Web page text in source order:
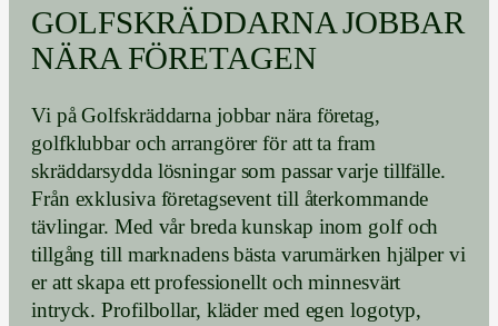
GOLFSKRÄDDARNA JOBBAR
NÄRA FÖRETAGEN
Vi på Golfskräddarna jobbar nära företag,
golfklubbar och arrangörer för att ta fram
skräddarsydda lösningar som passar varje tillfälle.
Från exklusiva företagsevent till återkommande
tävlingar. Med vår breda kunskap inom golf och
tillgång till marknadens bästa varumärken hjälper vi
er att skapa ett professionellt och minnesvärt
intryck. Profilbollar, kläder med egen logotyp,